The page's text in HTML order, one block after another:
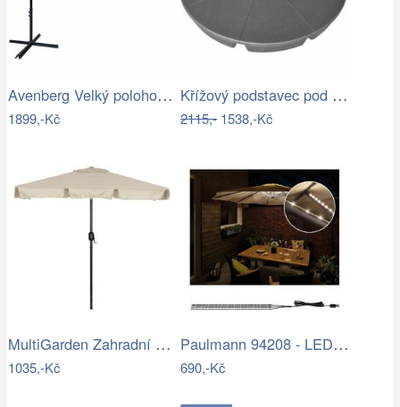
Avenberg Velký polohovatelný slunečník…
1899,-Kč
Křížový podstavec pod slunečník ET9496…
2115,-1538,-Kč
MultiGarden Zahradní slunečník Kosy…
1035,-Kč
Paulmann 94208 - LED/1,8W Osvětlení…
690,-Kč